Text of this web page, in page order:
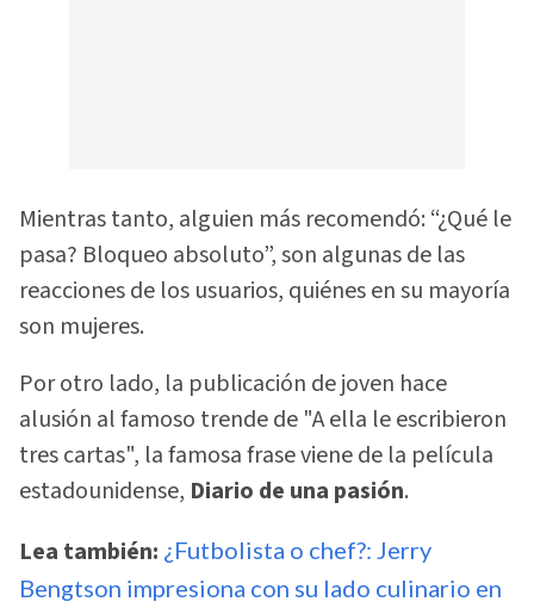
Mientras tanto, alguien más recomendó: “¿Qué le
pasa? Bloqueo absoluto”, son algunas de las
reacciones de los usuarios, quiénes en su mayoría
son mujeres.
Por otro lado, la publicación de joven hace
alusión al famoso trende de "A ella le escribieron
tres cartas", la famosa frase viene de la película
estadounidense, Diario de una pasión.
Lea también: ¿Futbolista o chef?: Jerry
Bengtson impresiona con su lado culinario en